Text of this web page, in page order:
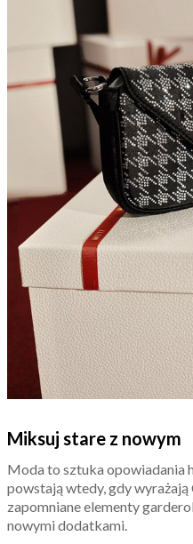
Miksuj stare z nowym
Moda to sztuka opowiadania
powstają wtedy, gdy
zapomniane elementy
nowymi dodatkami.